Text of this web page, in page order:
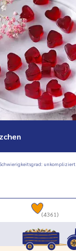
Schwierigkeitsgrad: unkompliziert
(4361)